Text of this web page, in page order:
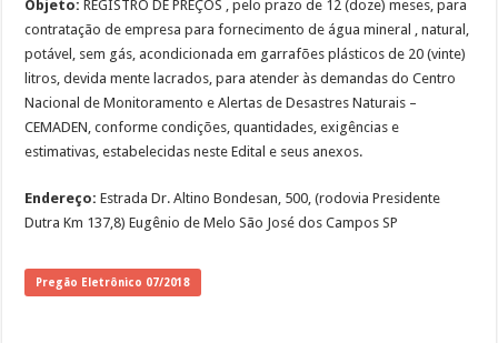
Objeto: REGISTRO DE PREÇOS , pelo prazo de 12 (doze) meses, para
contratação de empresa para fornecimento de água mineral , natural,
potável, sem gás, acondicionada em garrafões plásticos de 20 (vinte)
litros, devida mente lacrados, para atender às demandas do Centro
Nacional de Monitoramento e Alertas de Desastres Naturais –
CEMADEN, conforme condições, quantidades, exigências e
estimativas, estabelecidas neste Edital e seus anexos.
Endereço: Estrada Dr. Altino Bondesan, 500, (rodovia Presidente
Dutra Km 137,8) Eugênio de Melo São José dos Campos SP
Pregão Eletrônico 07/2018